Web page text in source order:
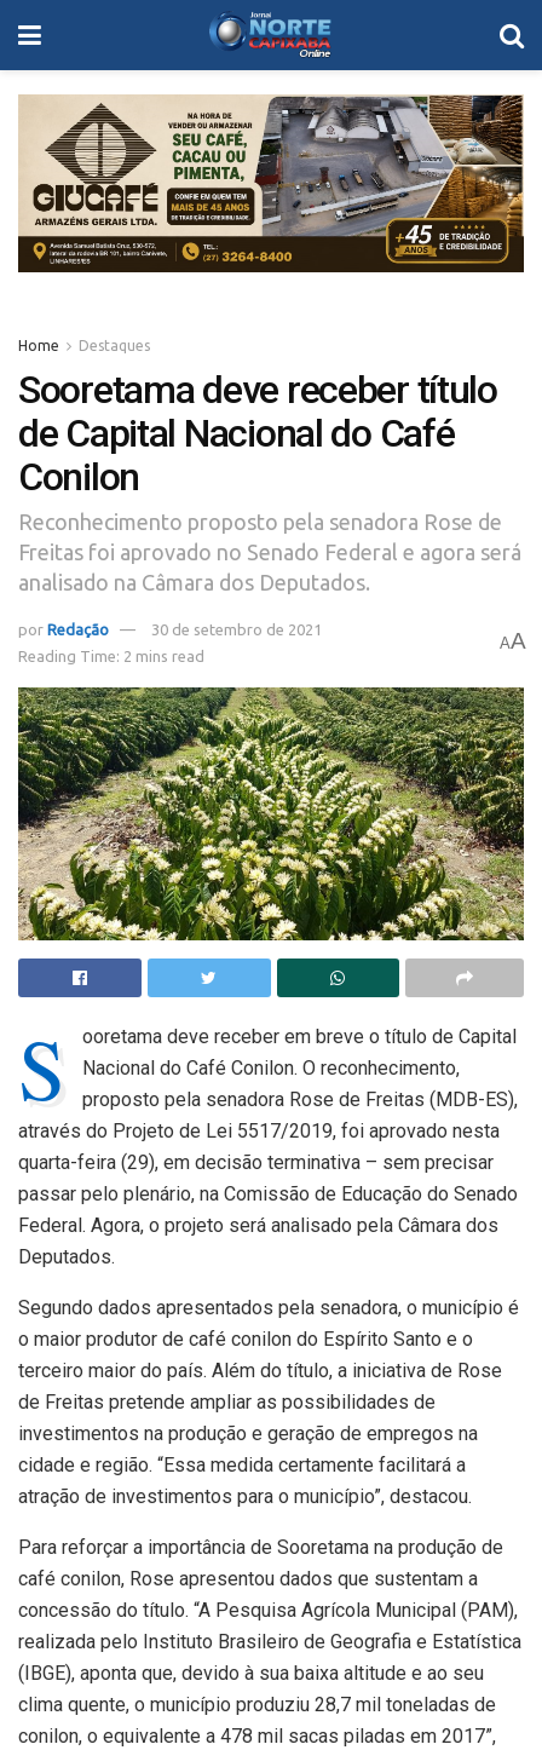
Home Destaques
Sooretama deve receber título
de Capital Nacional do Café
Conilon
Reconhecimento proposto pela senadora Rose de
Freitas foi aprovado no Senado Federal e agora será
analisado na Câmara dos Deputados.
por Redação
30 de setembro de 2021
Reading Time: 2 mins read
AA
S
ooretama deve receber em breve o título de Capital
Nacional do Café Conilon. O reconhecimento,
proposto pela senadora Rose de Freitas (MDB-ES),
através do Projeto de Lei 5517/2019, foi aprovado nesta
quarta-feira (29), em decisão terminativa – sem precisar
passar pelo plenário, na Comissão de Educação do Senado
Federal. Agora, o projeto será analisado pela Câmara dos
Deputados.
Segundo dados apresentados pela senadora, o município é
o maior produtor de café conilon do Espírito Santo e o
terceiro maior do país. Além do título, a iniciativa de Rose
de Freitas pretende ampliar as possibilidades de
investimentos na produção e geração de empregos na
cidade e região. “Essa medida certamente facilitará a
atração de investimentos para o município”, destacou.
Para reforçar a importância de Sooretama na produção de
café conilon, Rose apresentou dados que sustentam a
concessão do título. “A Pesquisa Agrícola Municipal (PAM),
realizada pelo Instituto Brasileiro de Geografia e Estatística
(IBGE), aponta que, devido à sua baixa altitude e ao seu
clima quente, o município produziu 28,7 mil toneladas de
conilon, o equivalente a 478 mil sacas piladas em 2017”,